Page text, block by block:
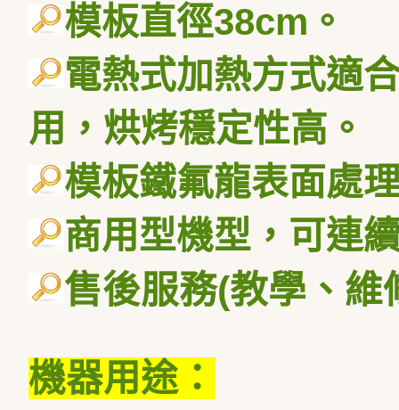
模板直徑38cm 。
電熱式加熱方式適
用，烘烤穩定性高。
模板鐵氟龍表面處
商用型機型，可連
售後服務(教學、維
機器用途：